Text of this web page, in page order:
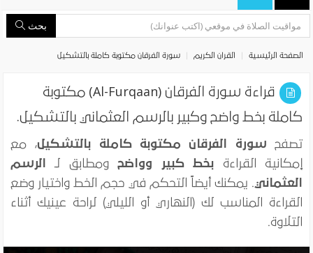
بحث
الصفحة الرئيسية القران الكريم سورة الفرقان مكتوبة كاملة بالتشكيل
قراءة سورة الفرقان (Al-Furqaan) مكتوبة
كاملة بخط واضح وكبير بالرسم العثماني بالتشكيل.
تصفح سورة الفرقان مكتوبة كاملة بالتشكيل، مع
إمكانية القراءة بخط كبير وواضحومطابق لـ
الرسم
العثماني . يمكنك أيضاً التحكم في حجم الخط واختيار وضع
القراءة المناسب لك (النهاري أو الليلي) لراحة عينيك أثناء
التلاوة.